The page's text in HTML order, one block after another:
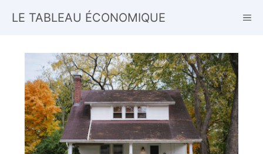
LE TABLEAU ÉCONOMIQUE